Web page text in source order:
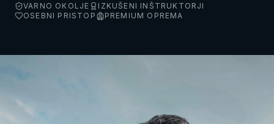
VARNO OKOLJE
IZKUŠENI INŠTRUKTORJI
OSEBNI PRISTOP
PREMIUM OPREMA